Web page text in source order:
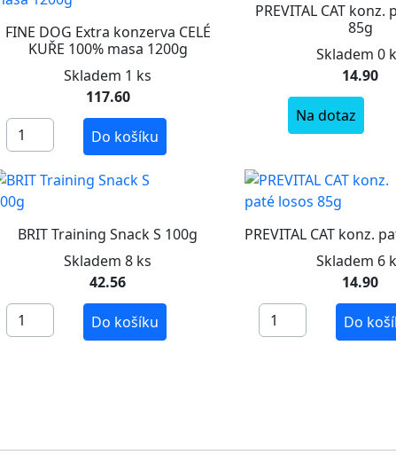
FINE DOG Extra konzerva CELÉ
KUŘE 100% masa 1200g
Skladem 1 ks
117.60
Do košíku
PREVITAL CAT konz.
85g
Skladem 0
14.90
Na dotaz
BRIT Training Snack S 100g
Skladem 8 ks
42.56
Do košíku
PREVITAL CAT konz.
Skladem 6
14.90
Do